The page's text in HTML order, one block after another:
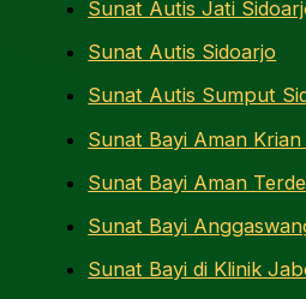
Sunat Autis Jati
Sunat Autis Sidoarjo
Sunat Autis Sumput
Sunat Bayi Aman
Sunat Bayi Aman
Sunat Bayi
Sunat Bayi di Klinik